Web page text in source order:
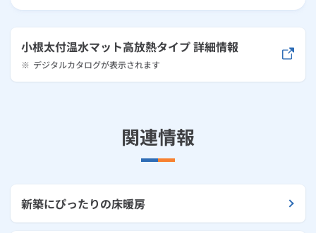
小根太付温水マット高放熱タイプ 詳細情報
※ デジタルカタログが表示されます
関連情報
新築にぴったりの床暖房